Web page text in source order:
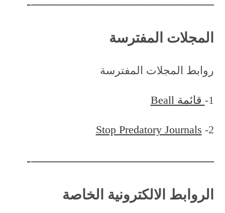
——————————————-
المجلات المفترسة
روابط المجلات المفترسة
1- قائمة Beall
2-
Stop Predatory Journals
——————————————-
الروابط الالكترونية الخاصة